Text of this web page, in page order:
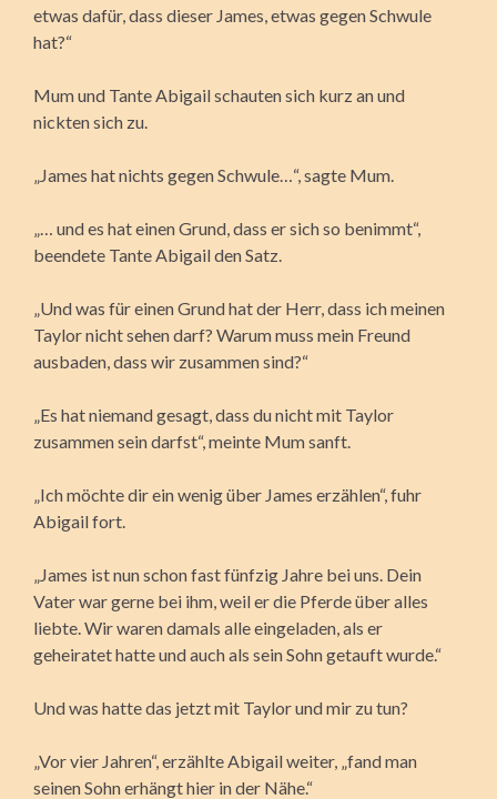
etwas dafür, dass dieser James, etwas gegen Schwule
hat?“
Mum und Tante Abigail schauten sich kurz an und
nickten sich zu.
„James hat nichts gegen Schwule…“, sagte Mum.
„… und es hat einen Grund, dass er sich so benimmt“,
beendete Tante Abigail den Satz.
„Und was für einen Grund hat der Herr, dass ich meinen
Taylor nicht sehen darf? Warum muss mein Freund
ausbaden, dass wir zusammen sind?“
„Es hat niemand gesagt, dass du nicht mit Taylor
zusammen sein darfst“, meinte Mum sanft.
„Ich möchte dir ein wenig über James erzählen“, fuhr
Abigail fort.
„James ist nun schon fast fünfzig Jahre bei uns. Dein
Vater war gerne bei ihm, weil er die Pferde über alles
liebte. Wir waren damals alle eingeladen, als er
geheiratet hatte und auch als sein Sohn getauft wurde.“
Und was hatte das jetzt mit Taylor und mir zu tun?
„Vor vier Jahren“, erzählte Abigail weiter, „fand man
seinen Sohn erhängt hier in der Nähe.“